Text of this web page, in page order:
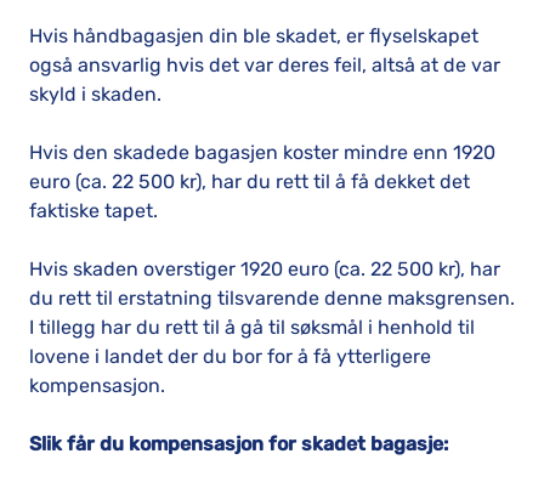
Hvis håndbagasjen din ble skadet, er flyselskapet
også ansvarlig hvis det var deres feil, altså at de var
skyld i skaden.
Hvis den skadede bagasjen koster mindre enn 1920
euro (ca. 22 500 kr), har du rett til å få dekket det
faktiske tapet.
Hvis skaden overstiger 1920 euro (ca. 22 500 kr), har
du rett til erstatning tilsvarende denne maksgrensen.
I tillegg har du rett til å gå til søksmål i henhold til
lovene i landet der du bor for å få ytterligere
kompensasjon.
Slik får du kompensasjon for skadet bagasje: